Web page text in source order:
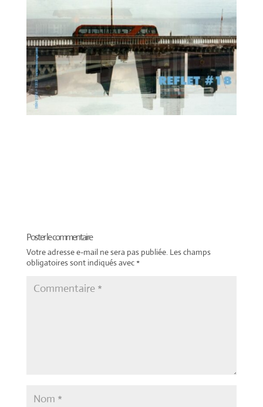
Poster le commentaire
Votre adresse e-mail ne sera pas publiée. Les champs
obligatoires sont indiqués avec*